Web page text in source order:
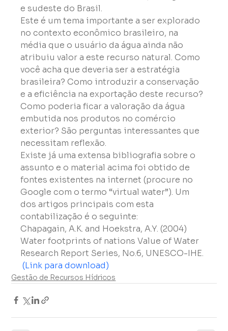
e sudeste do Brasil.
Este é um tema importante a ser explorado
no contexto econômico brasileiro, na
média que o usuário da água ainda não
atribuiu valor a este recurso natural. Como
você acha que deveria ser a estratégia
brasileira? Como introduzir a conservação
e a eficiência na exportação deste recurso?
Como poderia ficar a valoração da água
embutida nos produtos no comércio
exterior? São perguntas interessantes que
necessitam reflexão.
Existe já uma extensa bibliografia sobre o
assunto e o material acima foi obtido de
fontes existentes na internet (procure no
Google com o termo “virtual water”). Um
dos artigos principais com esta
contabilização é o seguinte:
Chapagain, A.K. and Hoekstra, A.Y. (2004)
Water footprints of nations Value of Water
Research Report Series, No.6, UNESCO-IHE.
(Link para download)
Gestão de Recursos Hídricos